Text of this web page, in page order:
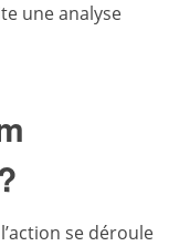
une analyse
se déroule